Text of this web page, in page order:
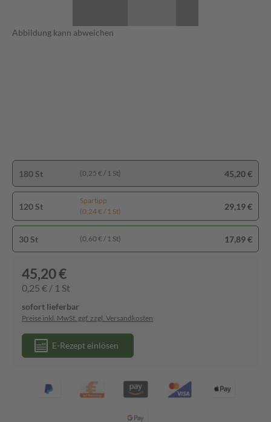
Abbildung kann abweichen
180 St (0,25 € / 1 St) 45,20 €
120 St
Spartipp
(0,24 € / 1 St)
29,19 €
30 St (0,60 € / 1 St) 17,89 €
45,20 €
0,25 € / 1 St
sofort lieferbar
Preise inkl. MwSt. ggf. zzgl. Versandkosten
E-Rezept einlösen